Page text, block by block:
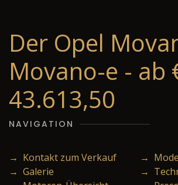
Der Opel
Movano-e - ab
43.613,50
NAVIGATION
→ Kontakt zum Verkauf
→
→ Galerie
→